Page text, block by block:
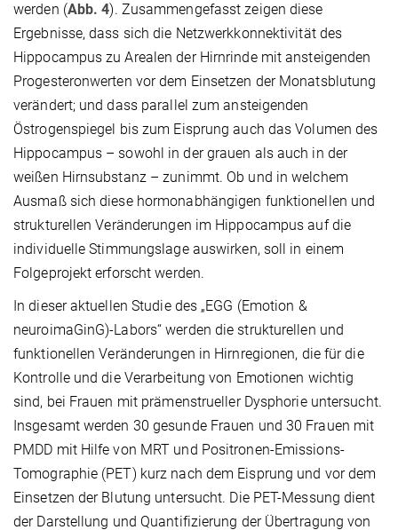
werden (Abb. 4). Zusammengefasst zeigen diese
Ergebnisse, dass sich die Netzwerkkonnektivität des
Hippocampus zu Arealen der Hirnrinde mit ansteigenden
Progesteronwerten vor dem Einsetzen der Monatsblutung
verändert; und dass parallel zum ansteigenden
Östrogenspiegel bis zum Eisprung auch das Volumen des
Hippocampus – sowohl in der grauen als auch in der
weißen Hirnsubstanz – zunimmt. Ob und in welchem
Ausmaß sich diese hormonabhängigen funktionellen und
strukturellen Veränderungen im Hippocampus auf die
individuelle Stimmungslage auswirken, soll in einem
Folgeprojekt erforscht werden.
In dieser aktuellen Studie des „EGG (Emotion &
neuroimaGinG)-Labors“ werden die strukturellen und
funktionellen Veränderungen in Hirnregionen, die für die
Kontrolle und die Verarbeitung von Emotionen wichtig
sind, bei Frauen mit prämenstrueller Dysphorie untersucht.
Insgesamt werden 30 gesunde Frauen und 30 Frauen mit
PMDD mit Hilfe von MRT und Positronen-Emissions-
Tomographie (PET) kurz nach dem Eisprung und vor dem
Einsetzen der Blutung untersucht. Die PET-Messung dient
der Darstellung und Quantifizierung der Übertragung von